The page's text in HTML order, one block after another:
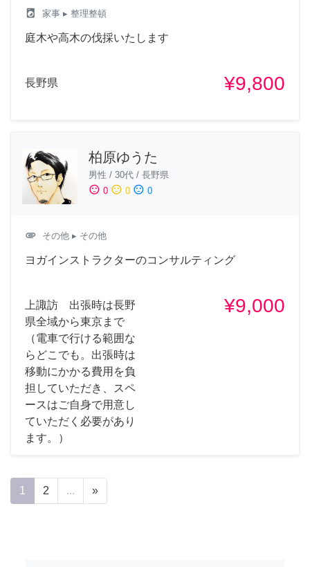
local_laundry_service 家事 ▸ 整理整頓
庭木や高木の伐採いたします
長野県 ¥9,800
柏原ゆうた
男性 / 30代 / 長野県
sentiment_satisfied 0 sentiment_neutral 0 sentiment_dissatisfied 0
attachment その他 ▸ その他
ヨガインストラクターのコンサルティング
上諏訪 出張時は長野
県全域から東京まで
（電車で行ける範囲な
らどこでも。出張時は
移動にかかる費用を負
担していただき、スペ
ースはご自身で用意し
ていただく必要があり
ます。）
¥9,000
1 2 ... »